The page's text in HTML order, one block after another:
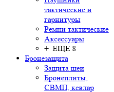
тактические и
гарнитуры
Ремни тактические
Аксессуары
+ ЕЩЕ 8
Бронезащита
Защита шеи
Бронеплиты,
СВМП, кевлар